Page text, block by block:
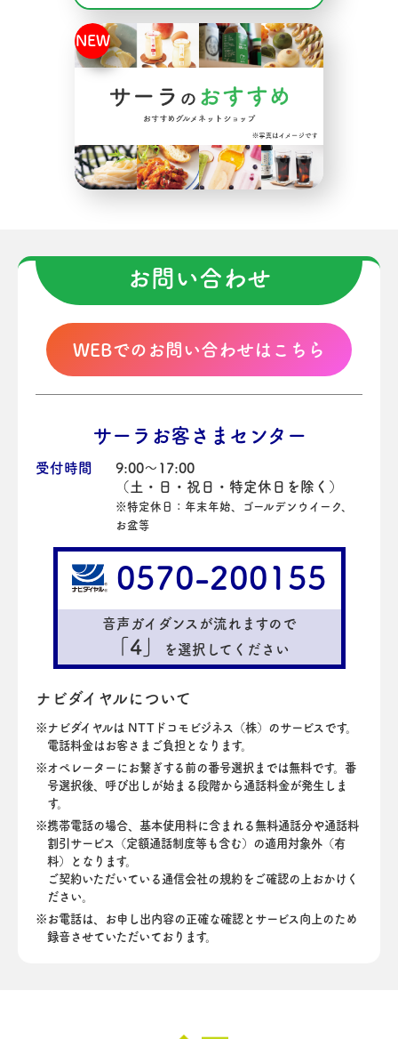
お問い合わせ
WEBでのお問い合わせはこちら
サーラお客さまセンター
受付時間
9:00～17:00
（土・日・祝日・特定休日を除く）
※特定休日：年末年始、ゴールデンウイーク、
お盆等
0570-200155
音声ガイダンスが流れますので
「4」 を選択してください
ナビダイヤルについて
ナビダイヤルは NTTドコモビジネス（株）のサービスです。
電話料金はお客さまご負担となります。
オペレーターにお繋ぎする前の番号選択までは無料です。番
号選択後、呼び出しが始まる段階から通話料金が発生しま
す。
携帯電話の場合、基本使用料に含まれる無料通話分や通話料
割引サービス（定額通話制度等も含む）の適用対象外（有
料）となります。
ご契約いただいている通信会社の規約をご確認の上おかけく
ださい。
お電話は、お申し出内容の正確な確認とサービス向上のため
録音させていただいております。